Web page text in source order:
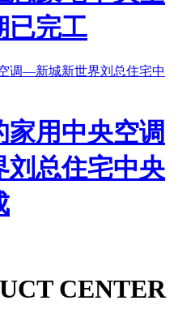
已完工
家用中央空调
总住宅中央
CENTER